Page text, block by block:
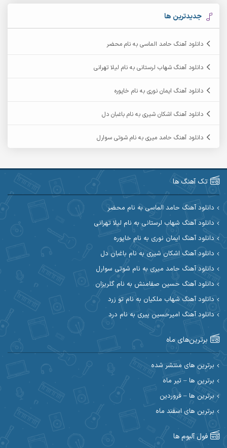
آرکاداش
آرین صیادی
آرین مریدی
آوات بوکانی آوات یگانه
آیت احمدنژاد
ابراهیم شمس ابوالحسن جاویدان
ابی حسینی
احسان آیینفر احسان اصغری
احسان امیدوار
احسان حیدری احسان دریادل
احسان رمضانی احسان علیانی
احسان کریمی احسان کمری
احسان مرادیان احمد اسلامی
جدیدترین ها
دانلود آهنگ حامد الماسی به نام محضر
دانلود آهنگ شهاب لرستانی به نام لیلا تهرانی
دانلود آهنگ ایمان نوری به نام خاپوره
دانلود آهنگ اشکان شیری به نام باغبان دل
دانلود آهنگ حامد میری به نام شوتی سوارل
تک آهنگ ها
دانلود آهنگ حامد الماسی به نام محضر
دانلود آهنگ شهاب لرستانی به نام لیلا تهرانی
دانلود آهنگ ایمان نوری به نام خاپوره
دانلود آهنگ اشکان شیری به نام باغبان دل
دانلود آهنگ حامد میری به نام شوتی سوارل
دانلود آهنگ حسین صفامنش به نام گلریزان
دانلود آهنگ شهاب ملکیان به نام تو زرد
دانلود آهنگ امیرحسین پیری به نام درد
برترین‌های ماه
برترین های منتشر شده
برترین ها – تیر ماه
برترین ها – فروردین
برترین های اسفند ماه
فول آلبوم ها